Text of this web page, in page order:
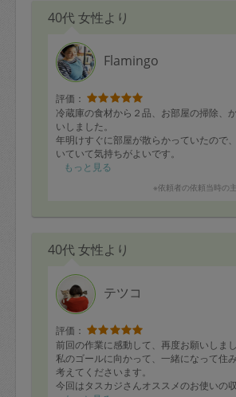
定期契約をキャンセルする場
期は月2回まで隔週定期は月1
ンセル料は発生しません。そ
ャンセル料が発生します。
定期契約キャンセル料：
い。
定期依頼1回（3時間）の金額
1回（3時間）依頼した場合の
相当で料金設定されています。
40代 女性より
Flamingo
評価：
冷蔵庫の食材から２品、お部屋の掃除、
いしました。
年明けすぐに部屋が散らかっていたので
いていて気持ちがよいです。
水廻りの掃除もしていただき、お風呂に
味しくてあっという間になくなりました。
もっと見る
※依頼者の依頼当時の
40代 女性より
テツコ
評価：
前回の作業に感動して、再度お願いしまし
私のゴールに向かって、一緒になって住
考えてくださいます。
今回はタスカジさんオススメのお使いの